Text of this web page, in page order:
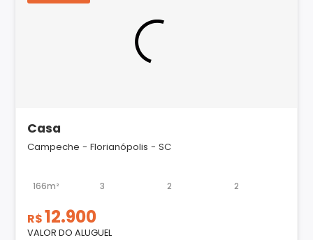
Casa
Campeche - Florianópolis - SC
166m² 3 2 2
R$12.900
VALOR DO ALUGUEL